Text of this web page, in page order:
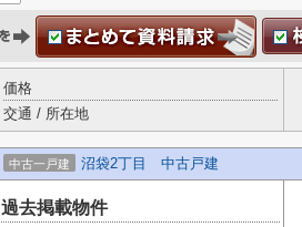
価格
交通 / 所在地
中古一戸建 沼袋2丁目 中古戸建
過去掲載物件